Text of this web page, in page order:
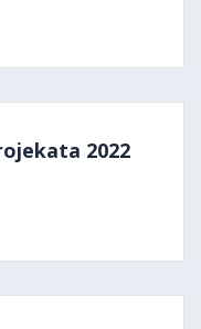
2022